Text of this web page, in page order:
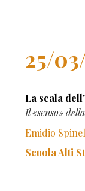
25/
La scala
Il «senso»
Emidio
Scuola Alti